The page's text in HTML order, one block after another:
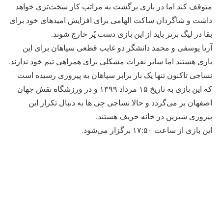
متوقف کند اما در بازی برگشت به مراتب کار سخت‌تری خواهد
داشت و شاگردان ساکت الهامی برای افزایش امیدهای خود برای
بقا در لیگ برتر باید از این بازی دست پُر خارج شوند.
آریا یوسفی و محمد دانشگر دو غایب قطعی سپاهان برای این
بازی هستند اما سایر نفرات مشکلی برای همراهی تیم خود ندارند.
نساجی تاکنون تنها یک بار برابر سپاهان به پیروزی رسیده است
که این بازی به تاریخ ۱۵ مرداد ۱۳۹۹ و در ورزشگاه نقش جهان
اصفهان بر می‌گردد و حالا نساجی چی ها به دنبال تکرار این
پیروزی شیرین در خانه حریف هستند.
این بازی از ساعت ۱۷:۵۰ برگزار می‌شود.